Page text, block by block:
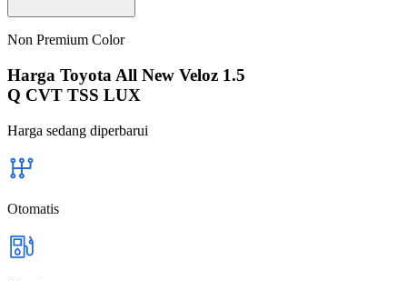
Non Premium Color
Harga Toyota All New Veloz 1.5
Q CVT TSS LUX
Harga sedang diperbarui
Otomatis